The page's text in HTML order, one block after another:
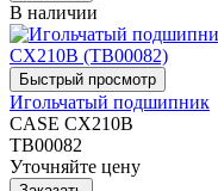
В наличии
Игольчатый подшипник
CASE CX210B
TB00082
Уточняйте цену